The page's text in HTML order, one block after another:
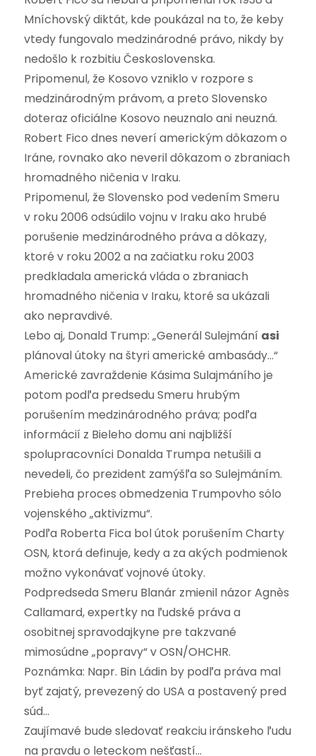
Mníchovský diktát, kde poukázal na to, že keby
vtedy fungovalo medzinárodné právo, nikdy by
nedošlo k rozbitiu Československa.
Pripomenul, že Kosovo vzniklo v rozpore s
medzinárodným právom, a preto Slovensko
doteraz oficiálne Kosovo neuznalo ani neuzná.
Robert Fico dnes neverí americkým dôkazom o
Iráne, rovnako ako neveril dôkazom o zbraniach
hromadného ničenia v Iraku.
Pripomenul, že Slovensko pod vedením Smeru
v roku 2006 odsúdilo vojnu v Iraku ako hrubé
porušenie medzinárodného práva a dôkazy,
ktoré v roku 2002 a na začiatku roku 2003
predkladala americká vláda o zbraniach
hromadného ničenia v Iraku, ktoré sa ukázali
ako nepravdivé.
Lebo aj, Donald Trump: „Generál Sulejmání asi
plánoval útoky na štyri americké ambasády…“
Americké zavraždenie Kásima Sulajmáního je
potom podľa predsedu Smeru hrubým
porušením medzinárodného práva; podľa
informácií z Bieleho domu ani najbližší
spolupracovníci Donalda Trumpa netušili a
nevedeli, čo prezident zamýšľa so Sulejmáním.
Prebieha proces obmedzenia Trumpovho sólo
vojenského „aktivizmu“.
Podľa Roberta Fica bol útok porušením Charty
OSN, ktorá definuje, kedy a za akých podmienok
možno vykonávať vojnové útoky.
Podpredseda Smeru Blanár zmienil názor Agnès
Callamard, expertky na ľudské práva a
osobitnej spravodajkyne pre takzvané
mimosúdne „popravy“ v OSN/OHCHR.
Poznámka: Napr. Bin Ládin by podľa práva mal
byť zajatý, prevezený do USA a postavený pred
súd…
Zaujímavé bude sledovať reakciu iránskeho ľudu
na pravdu o leteckom nešťastí…